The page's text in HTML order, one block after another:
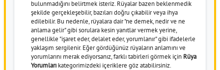
bulunmadığını belirtmek isteriz. Rüyalar bazen beklenmedik
şekilde gerçekleşebilir, bazıları doğru çıkabilir veya ihya
edilebilir. Bu nedenle, rüyalara dair "ne demek, nedir ve ne
anlama gelir" gibi sorulara kesin yanıtlar vermek yerine,
genellikle "işaret eder, delalet eder, yorumlanır" gibi ifadelerle
yaklaşım sergilenir. Eğer gördüğünüz rüyaların anlamını ve
yorumlarını merak ediyorsanız, farklı tabirleri görmek için Rüya
Yorumları kategorimizdeki içeriklere göz atabilirsiniz.